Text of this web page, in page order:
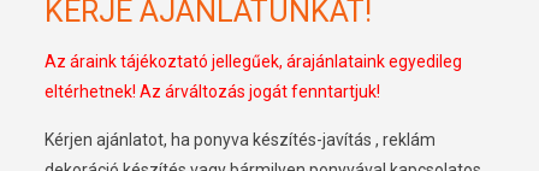
KÉRJE AJÁNLATUNKAT!
Az áraink tájékoztató jellegűek, árajánlataink egyedileg
eltérhetnek! Az árváltozás jogát fenntartjuk!
Kérjen ajánlatot, ha ponyva készítés-javítás , reklám